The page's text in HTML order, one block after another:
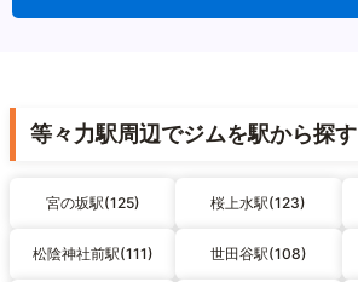
等々力駅周辺でジムを駅から探す
宮の坂駅(125) 桜上水駅(123)
松陰神社前駅(111) 世田谷駅(108)